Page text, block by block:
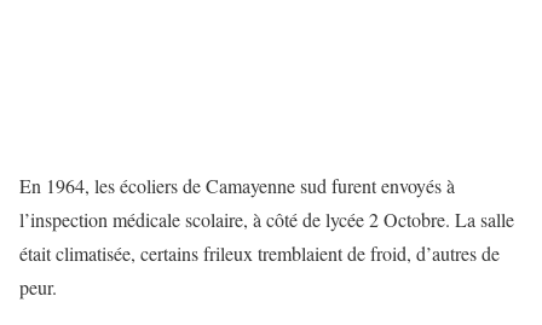
En 1964, les écoliers de Camayenne sud furent envoyés à
l’inspection médicale scolaire, à côté de lycée 2 Octobre. La salle
était climatisée, certains frileux tremblaient de froid, d’autres de
peur.